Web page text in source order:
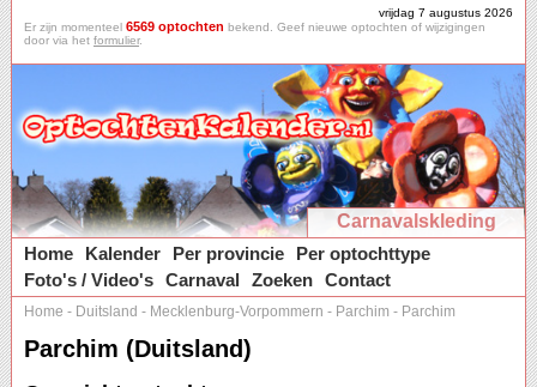
vrijdag 7 augustus 2026
Er zijn momenteel 6569 optochten bekend. Geef nieuwe optochten of wijzigingen
door via het formulier.
Carnavalskleding
Home
Kalender Per provincie
Per optochttype
Foto's / Video's Carnaval Zoeken Contact
Home - Duitsland - Mecklenburg-Vorpommern - Parchim - Parchim
Parchim (Duitsland)